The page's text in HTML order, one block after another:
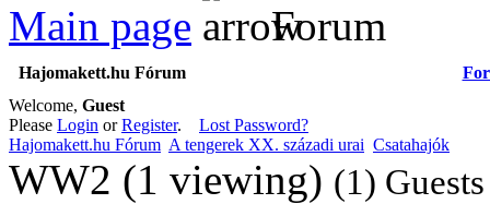
Main page Forum
Hajomakett.hu Fórum
Welcome, Guest
Please Login orRegister. Lost Password?
Hajomakett.hu Fórum A tengerek XX. századi urai Csatahajók
WW2 (1 viewing) (1) Guests